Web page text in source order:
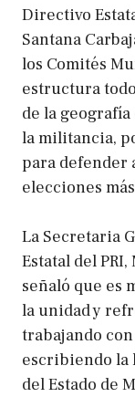
Directivo
Santana
los Comités
estructura
de la
la militancia,
para defender
elecciones
La Secretaria
Estatal del
señaló que es
la unidad y
trabajando
escribiendo la
del Estado de